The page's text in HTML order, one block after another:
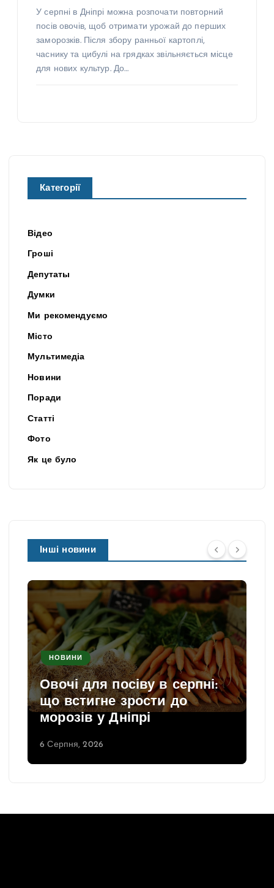
У серпні в Дніпрі можна розпочати повторний
посів овочів, щоб отримати урожай до перших
заморозків. Після збору ранньої картоплі,
часнику та цибулі на грядках звільняється місце
для нових культур. До…
Категорії
Відео
Гроші
Депутаты
Думки
Ми рекомендуємо
Місто
Мультимедіа
Новини
Поради
Статті
Фото
Як це було
Інші новини
НОВИНИ
Овочі для посіву в серпні:
що встигне зрости до
морозів у Дніпрі
6 Серпня, 2026